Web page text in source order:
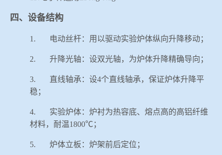
四、设备结构
1. 电动丝杆：用以驱动实验炉体纵向升降移动；
2. 升降光轴：设双光轴，为炉体升降精确导向；
3. 直线轴承：设4个直线轴承，保证炉体升降平
稳；
4. 实验炉体：炉衬为热容底、熔点高的高铝纤维
材料，耐温1800℃；
5. 炉体立板：炉架前后定位；